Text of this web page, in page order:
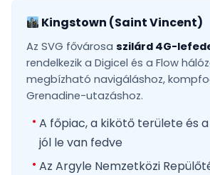
Kingstown (Saint Vincent)
Az SVG fővárosa szilárd 4G-
rendelkezik a Digicel és a Flow
megbízható navigáláshoz,
Grenadine-utazáshoz.
A főpiac, a kikötő területe és
jól le van fedve
Az Argyle Nemzetközi